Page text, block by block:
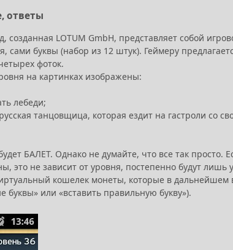
ответы
созданная LOTUM GmbH, представляет собой
сами буквы (набор из 12 штук). Геймеру
фоток.
на картинках изображены:
лебеди;
танцовщица, которая ездит на гастроли
БАЛЕТ. Однако не думайте, что все так
это не зависит от уровня, постепенно будут лишь
кошелек монеты, которые в дальнейшем
буквы» или «вставить правильную букву»).